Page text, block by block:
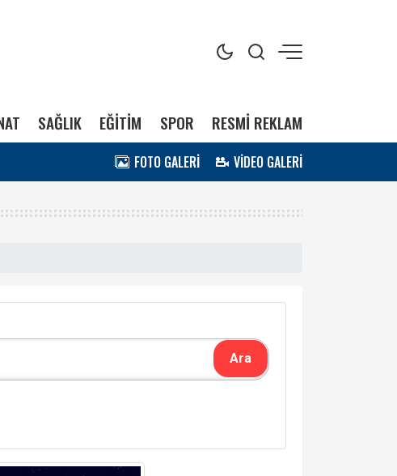
SAĞLIK EĞİTİM SPOR RESMİ REKLAM
FOTO GALERİ VİDEO GALERİ